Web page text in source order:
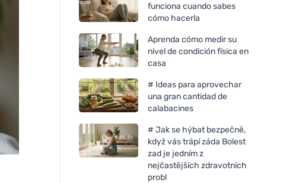
funciona cuando sabes
cómo hacerla
Aprenda cómo medir su
nivel de condición física en
casa
# Ideas para aprovechar
una gran cantidad de
calabacines
# Jak se hýbat bezpečně,
když vás trápí záda Bolest
zad je jedním z
nejčastějších zdravotních
probl